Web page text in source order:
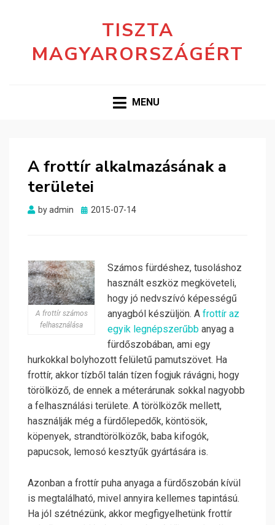
TISZTA
MAGYARORSZÁGÉRT
MENU
A frottír alkalmazásának a
területei
byadmin
Posted
2015-07-14
A frottír számos
felhasználása
Számos fürdéshez, tusoláshoz
használt eszköz megköveteli,
hogy jó nedvszívó képességű
anyagból készüljön. A frottír az
egyik legnépszerűbb anyag a
fürdőszobában, ami egy
hurkokkal bolyhozott felületű pamutszövet. Ha
frottír, akkor tízből talán tízen fogjuk rávágni, hogy
törölköző, de ennek a méterárunak sokkal nagyobb
a felhasználási területe. A törölközők mellett,
használják még a fürdőlepedők, köntösök,
köpenyek, strandtörölközők, baba kifogók,
papucsok, lemosó kesztyűk gyártására is.
Azonban a frottír puha anyaga a fürdőszobán kívül
is megtalálható, mivel annyira kellemes tapintású.
Ha jól szétnézünk, akkor megfigyelhetünk frottír